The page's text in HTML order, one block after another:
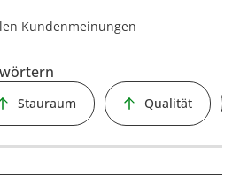
Kundenmeinungen
Stauraum Qualität